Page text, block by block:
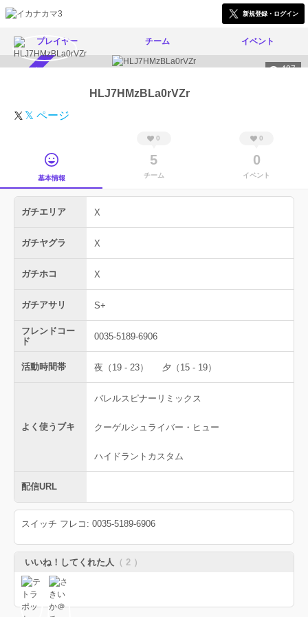
新規登録・ログイン
プレイヤー チーム イベント
497
HLJ7HMzBLa0rVZr
𝕏 ページ
基本情報
0
5
チーム
0
0
イベント
ガチエリア X
ガチヤグラ X
ガチホコ X
ガチアサリ S+
フレンドコー
ド
0035-5189-6906
活動時間帯 夜（19 - 23） 夕（15 - 19）
よく使うブキ
バレルスピナーリミックス
クーゲルシュライバー・ヒュー
ハイドラントカスタム
配信URL
スイッチ フレコ: 0035-5189-6906
いいね！してくれた人 （ 2 ）